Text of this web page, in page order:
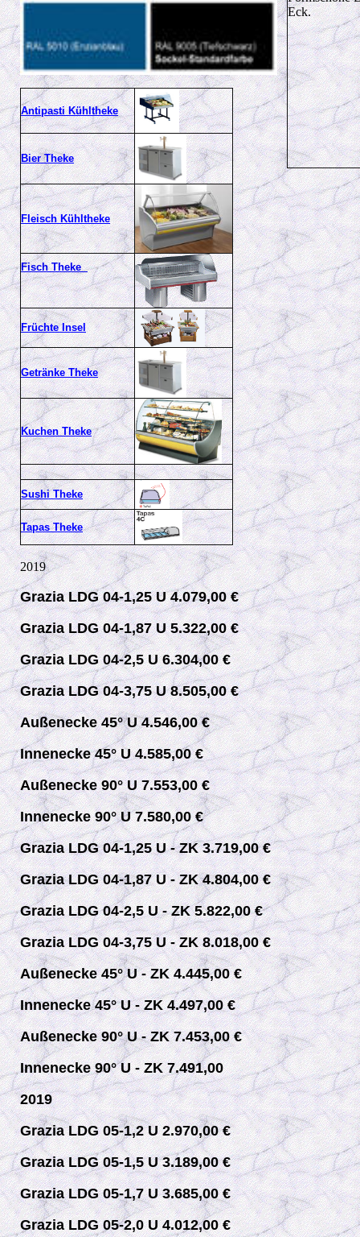
Antipasti Kühltheke
Bier Theke
Fleisch Kühltheke
Fisch Theke
Früchte Insel
Getränke Theke
Kuchen Theke
Sushi Theke
Tapas Theke
2019
Grazia LDG 04-1,25 U 4.079,00 €
Grazia LDG 04-1,87 U 5.322,00 €
Grazia LDG 04-2,5 U 6.304,00 €
Grazia LDG 04-3,75 U 8.505,00 €
Außenecke 45° U 4.546,00 €
Innenecke 45° U 4.585,00 €
Außenecke 90° U 7.553,00 €
Innenecke 90° U 7.580,00 €
Grazia LDG 04-1,25 U - ZK 3.719,00 €
Grazia LDG 04-1,87 U - ZK 4.804,00 €
Grazia LDG 04-2,5 U - ZK 5.822,00 €
Grazia LDG 04-3,75 U - ZK 8.018,00 €
Außenecke 45° U - ZK 4.445,00 €
Innenecke 45° U - ZK 4.497,00 €
Außenecke 90° U - ZK 7.453,00 €
Innenecke 90° U - ZK 7.491,00
2019
Grazia LDG 05-1,2 U 2.970,00 €
Grazia LDG 05-1,5 U 3.189,00 €
Grazia LDG 05-1,7 U 3.685,00 €
Grazia LDG 05-2,0 U 4.012,00 €
Eck.